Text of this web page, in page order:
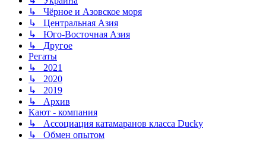
↳ Чёрное и Азовское моря
↳ Центральная Азия
↳ Юго-Восточная Азия
↳ Другое
Регаты
↳ 2021
↳ 2020
↳ 2019
↳ Архив
Кают - компания
↳ Ассоциация катамаранов класса Ducky
↳ Обмен опытом